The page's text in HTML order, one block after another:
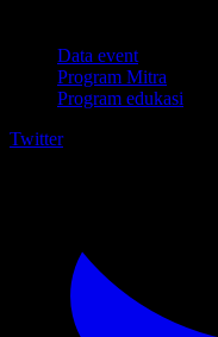
Data event
Program Mitra
Program edukasi
Twitter